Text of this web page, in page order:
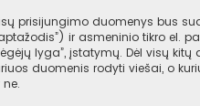
prisijungimo duomenys bus
ir asmeninio tikro el.
lyga”, įstatymų. Dėl visų
duomenis rodyti viešai, o
ne.